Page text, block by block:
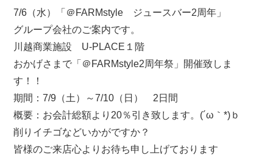
7/6（水）「＠FARMstyle ジュースバー2周年」
グループ会社のご案内です。
川越商業施設 U-PLACE１階
おかげさまで「＠FARMstyle2周年祭」開催致しま
す！！
期間：7/9（土）～7/10（日） 2日間
概要：お会計総額より20％引き致します。(´ω｀*)ｂ
削りイチゴなどいかがですか？
皆様のご来店心よりお待ち申し上げております